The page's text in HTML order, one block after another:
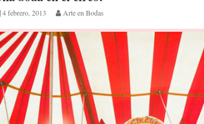
4 febrero, 2013 Arte en Bodas